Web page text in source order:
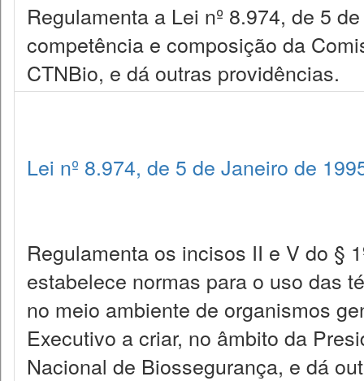
Regulamenta a Lei nº 8.974, de 5
competência e composição da
CTNBio, e dá outras providências.
Lei nº 8.974, de 5 de Janeiro de
Regulamenta os incisos II e V do §
estabelece normas para o uso das
no meio ambiente de organismos
Executivo a criar, no âmbito da
Nacional de Biossegurança, e dá